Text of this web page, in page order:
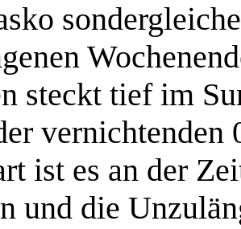
steckt tief im
ist es an der
und die